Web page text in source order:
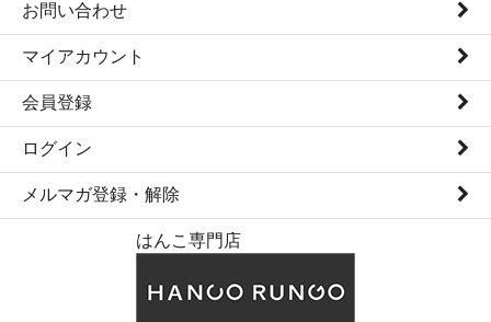
お問い合わせ
マイアカウント
会員登録
ログイン
メルマガ登録・解除
はんこ専門店